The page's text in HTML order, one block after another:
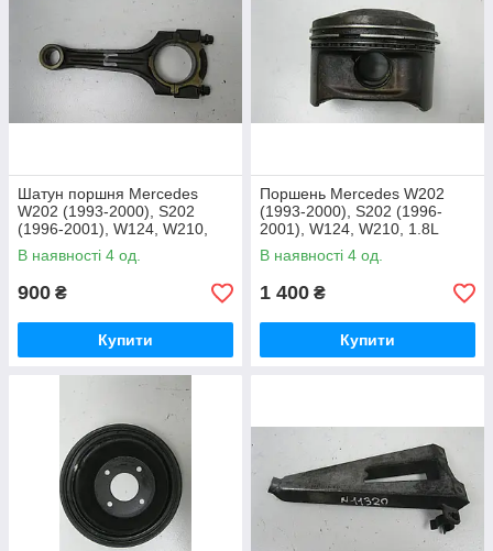
Шатун поршня Mercedes
W202 (1993-2000), S202
(1996-2001), W124, W210,
(M111.921) 1.8L OE:
A1110300220
В наявності 4 од.
900 ₴
Купити
Поршень Mercedes W202
(1993-2000), S202 (1996-
2001), W124, W210, 1.8L
(M111.921) ( OE:
A1110304718
В наявності 4 од.
1 400 ₴
Купити